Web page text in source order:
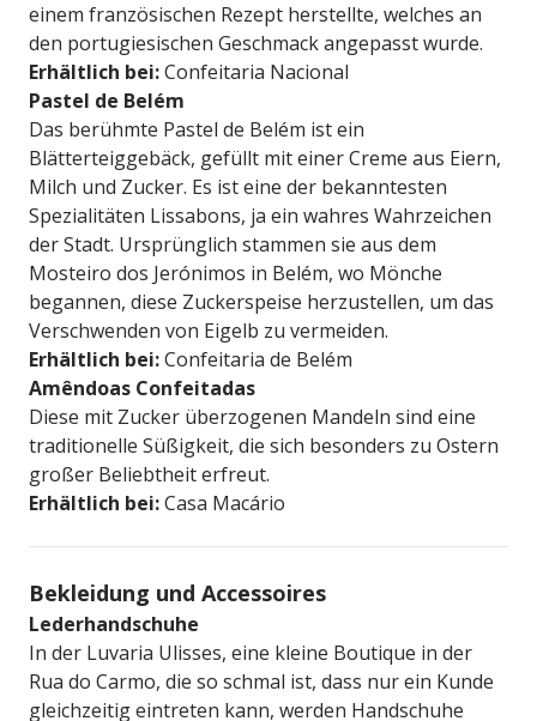
einem französischen Rezept herstellte, welches an
den portugiesischen Geschmack angepasst wurde.
Erhältlich bei:Confeitaria Nacional
Pastel de Belém
Das berühmte Pastel de Belém ist ein
Blätterteiggebäck, gefüllt mit einer Creme aus Eiern,
Milch und Zucker. Es ist eine der bekanntesten
Spezialitäten Lissabons, ja ein wahres Wahrzeichen
der Stadt. Ursprünglich stammen sie aus dem
Mosteiro dos Jerónimos in Belém, wo Mönche
begannen, diese Zuckerspeise herzustellen, um das
Verschwenden von Eigelb zu vermeiden.
Erhältlich bei:Confeitaria de Belém
Amêndoas Confeitadas
Diese mit Zucker überzogenen Mandeln sind eine
traditionelle Süßigkeit, die sich besonders zu Ostern
großer Beliebtheit erfreut.
Erhältlich bei:Casa Macário
Bekleidung und Accessoires
Lederhandschuhe
In der Luvaria Ulisses, eine kleine Boutique in der
Rua do Carmo, die so schmal ist, dass nur ein Kunde
gleichzeitig eintreten kann, werden Handschuhe